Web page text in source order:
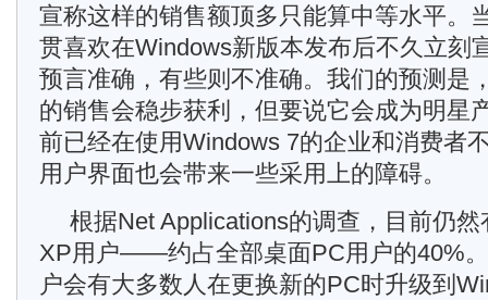
宣称这样的销售额顶多只能算中等水平。
贯喜欢在Windows新版本发布后不久立
预言准确，有些则不准确。我们的预测是
的销售会稳步获利，但要说它会成为明星
前已经在使用Windows 7的企业和消费者
用户界面也会带来一些采用上的障碍。
根据Net Applications的调查，目前仍
XP用户——约占全部桌面PC用户的40%
户会有大多数人在更换新的PC时升级到